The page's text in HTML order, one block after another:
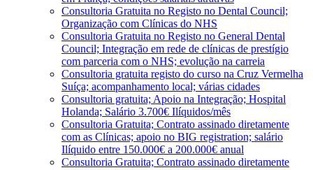
Consultoria Gratuita no Registo no Dental Council;
Organização com Clínicas do NHS
Consultoria Gratuita no Registo no General Dental
Council; Integração em rede de clínicas de prestígio
com parceria com o NHS; evolução na carreia
Consultoria gratuita registo do curso na Cruz Vermelha
Suíça; acompanhamento local; várias cidades
Consultoria gratuita; Apoio na Integração; Hospital
Holanda; Salário 3.700€ Ilíquidos/mês
Consultoria Gratuita; Contrato assinado diretamente
com as Clínicas; apoio no BIG registration; salário
Ilíquido entre 150.000€ a 200.000€ anual
Consultoria Gratuita; Contrato assinado diretamente